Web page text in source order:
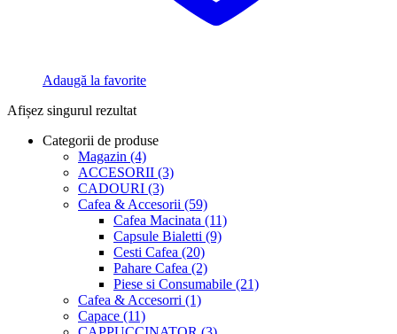
Adaugă la favorite
Afișez singurul rezultat
Categorii de produse
Magazin (4)
ACCESORII (3)
CADOURI (3)
Cafea & Accesorii (59)
Cafea Macinata (11)
Capsule Bialetti (9)
Cesti Cafea (20)
Pahare Cafea (2)
Piese si Consumabile (21)
Cafea & Accesorri (1)
Capace (11)